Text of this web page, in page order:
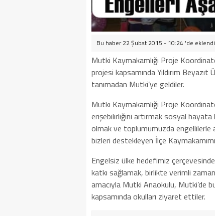
Bu haber 22 Şubat 2015 - 10:24 'de
Mutki Kaymakamlığı Proje
projesi kapsamında Yıldırım
tanımadan Mutki’ye geldiler.
Mutki Kaymakamlığı Proje
erişebilirliğini artırmak sosyal hayata
olmak ve toplumumuzda engellilerle
bizleri destekleyen İlçe
Engelsiz ülke hedefimiz
katkı sağlamak, birlikte verimli
amacıyla Mutki Anaokulu, Mutki’de
kapsamında okulları ziyaret ettiler.